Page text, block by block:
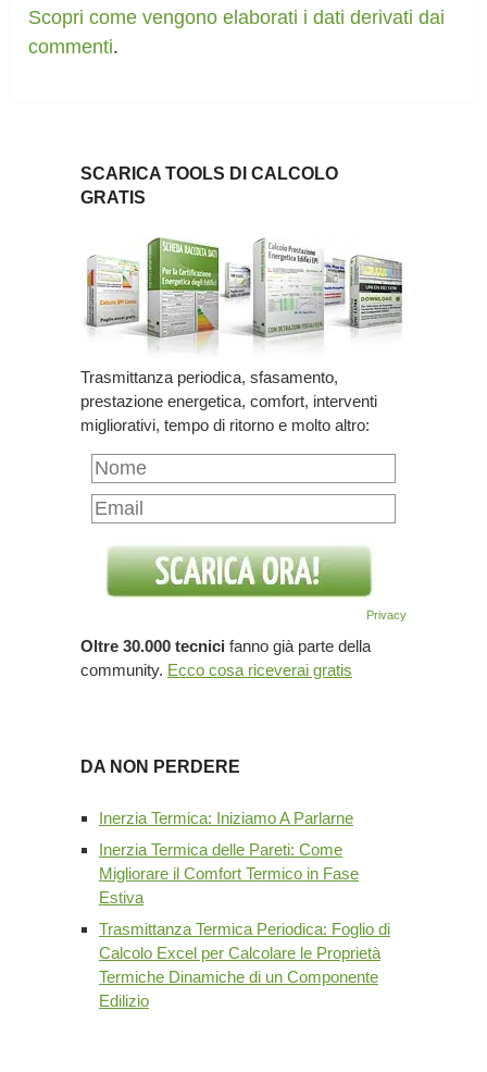
Scopri come vengono elaborati i dati derivati dai
commenti.
SCARICA TOOLS DI CALCOLO
GRATIS
Trasmittanza periodica, sfasamento,
prestazione energetica, comfort, interventi
migliorativi, tempo di ritorno e molto altro:
Privacy
Oltre 30.000 tecnici fanno già parte della
community. Ecco cosa riceverai gratis
DA NON PERDERE
Inerzia Termica: Iniziamo A Parlarne
Inerzia Termica delle Pareti: Come
Migliorare il Comfort Termico in Fase
Estiva
Trasmittanza Termica Periodica: Foglio di
Calcolo Excel per Calcolare le Proprietà
Termiche Dinamiche di un Componente
Edilizio